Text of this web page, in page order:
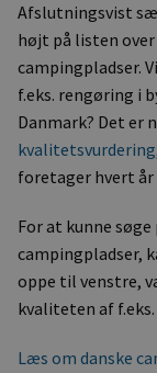
Afslutningsvist
højt på listen over
campingpladser.
f.eks. rengøring i
Danmark? Det er
kvalitetsvurdering
foretager hvert år
For at kunne
campingpladser,
oppe til venstre,
kvaliteten af
Læs om danske